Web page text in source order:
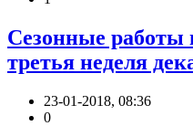
Сезонные работы
третья неделя
23-01-2018, 08:36
0